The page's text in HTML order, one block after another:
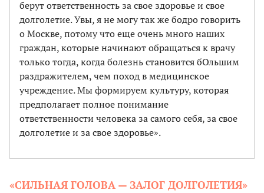
берут ответственность за свое здоровье и свое
долголетие. Увы, я не могу так же бодро говорить
о Москве, потому что еще очень много наших
граждан, которые начинают обращаться к врачу
только тогда, когда болезнь становится бОльшим
раздражителем, чем поход в медицинское
учреждение. Мы формируем культуру, которая
предполагает полное понимание
ответственности человека за самого себя, за свое
долголетие и за свое здоровье».
«СИЛЬНАЯ ГОЛОВА — ЗАЛОГ ДОЛГОЛЕТИЯ»